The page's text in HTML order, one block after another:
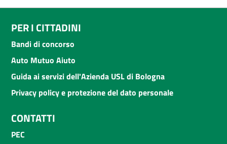
PER I CITTADINI
Bandi di concorso
Auto Mutuo Aiuto
Guida ai servizi dell'Azienda USL di Bologna
Privacy policy e protezione del dato personale
CONTATTI
PEC